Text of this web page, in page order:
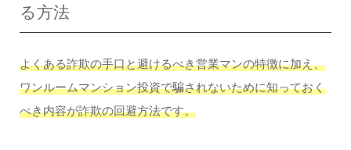
る方法
よくある詐欺の手口と避けるべき営業マンの特徴に加え、
ワンルームマンション投資で騙されないために知っておく
べき内容が詐欺の回避方法です。